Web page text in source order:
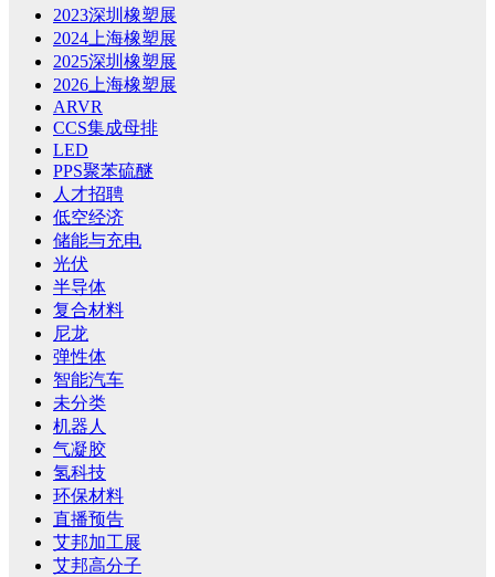
2023深圳橡塑展
2024上海橡塑展
2025深圳橡塑展
2026上海橡塑展
ARVR
CCS集成母排
LED
PPS聚苯硫醚
人才招聘
低空经济
储能与充电
光伏
半导体
复合材料
尼龙
弹性体
智能汽车
未分类
机器人
气凝胶
氢科技
环保材料
直播预告
艾邦加工展
艾邦高分子